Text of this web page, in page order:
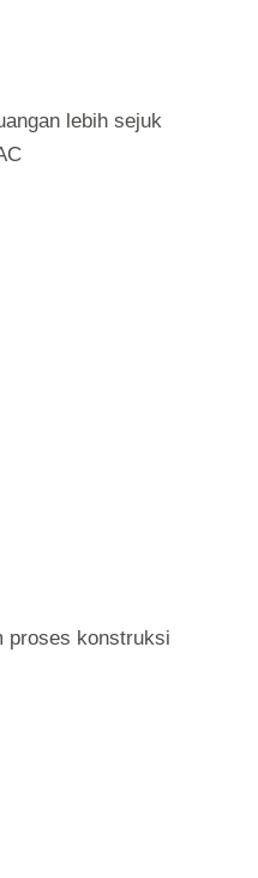
lebih sejuk
proses konstruksi